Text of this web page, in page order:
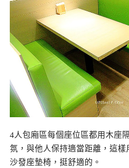
4人包廂區每個座位區都用木座
氛，與他人保持適當距離，這
沙發座墊椅，挺舒適的。